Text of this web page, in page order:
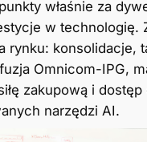
właśnie za
w technologię.
rynku: konsolidacje,
Omnicom-IPG,
zakupową i dostęp
narzędzi AI.